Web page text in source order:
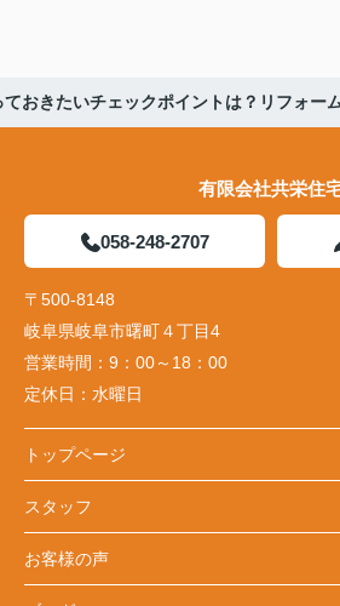
おきたいチェックポイントは？リフォー
有限会社共栄住
058-248-2707
〒500-8148
岐阜県岐阜市曙町４丁目4
営業時間： 9：00～18：00
定休日： 水曜日
トップページ
スタッフ
お客様の声